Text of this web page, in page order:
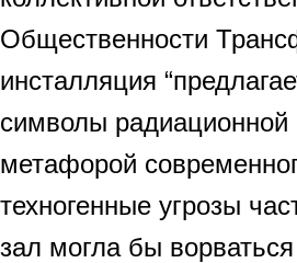
Общественности
инсталляция
символы радиационной
метафорой
техногенные угрозы
зал могла бы